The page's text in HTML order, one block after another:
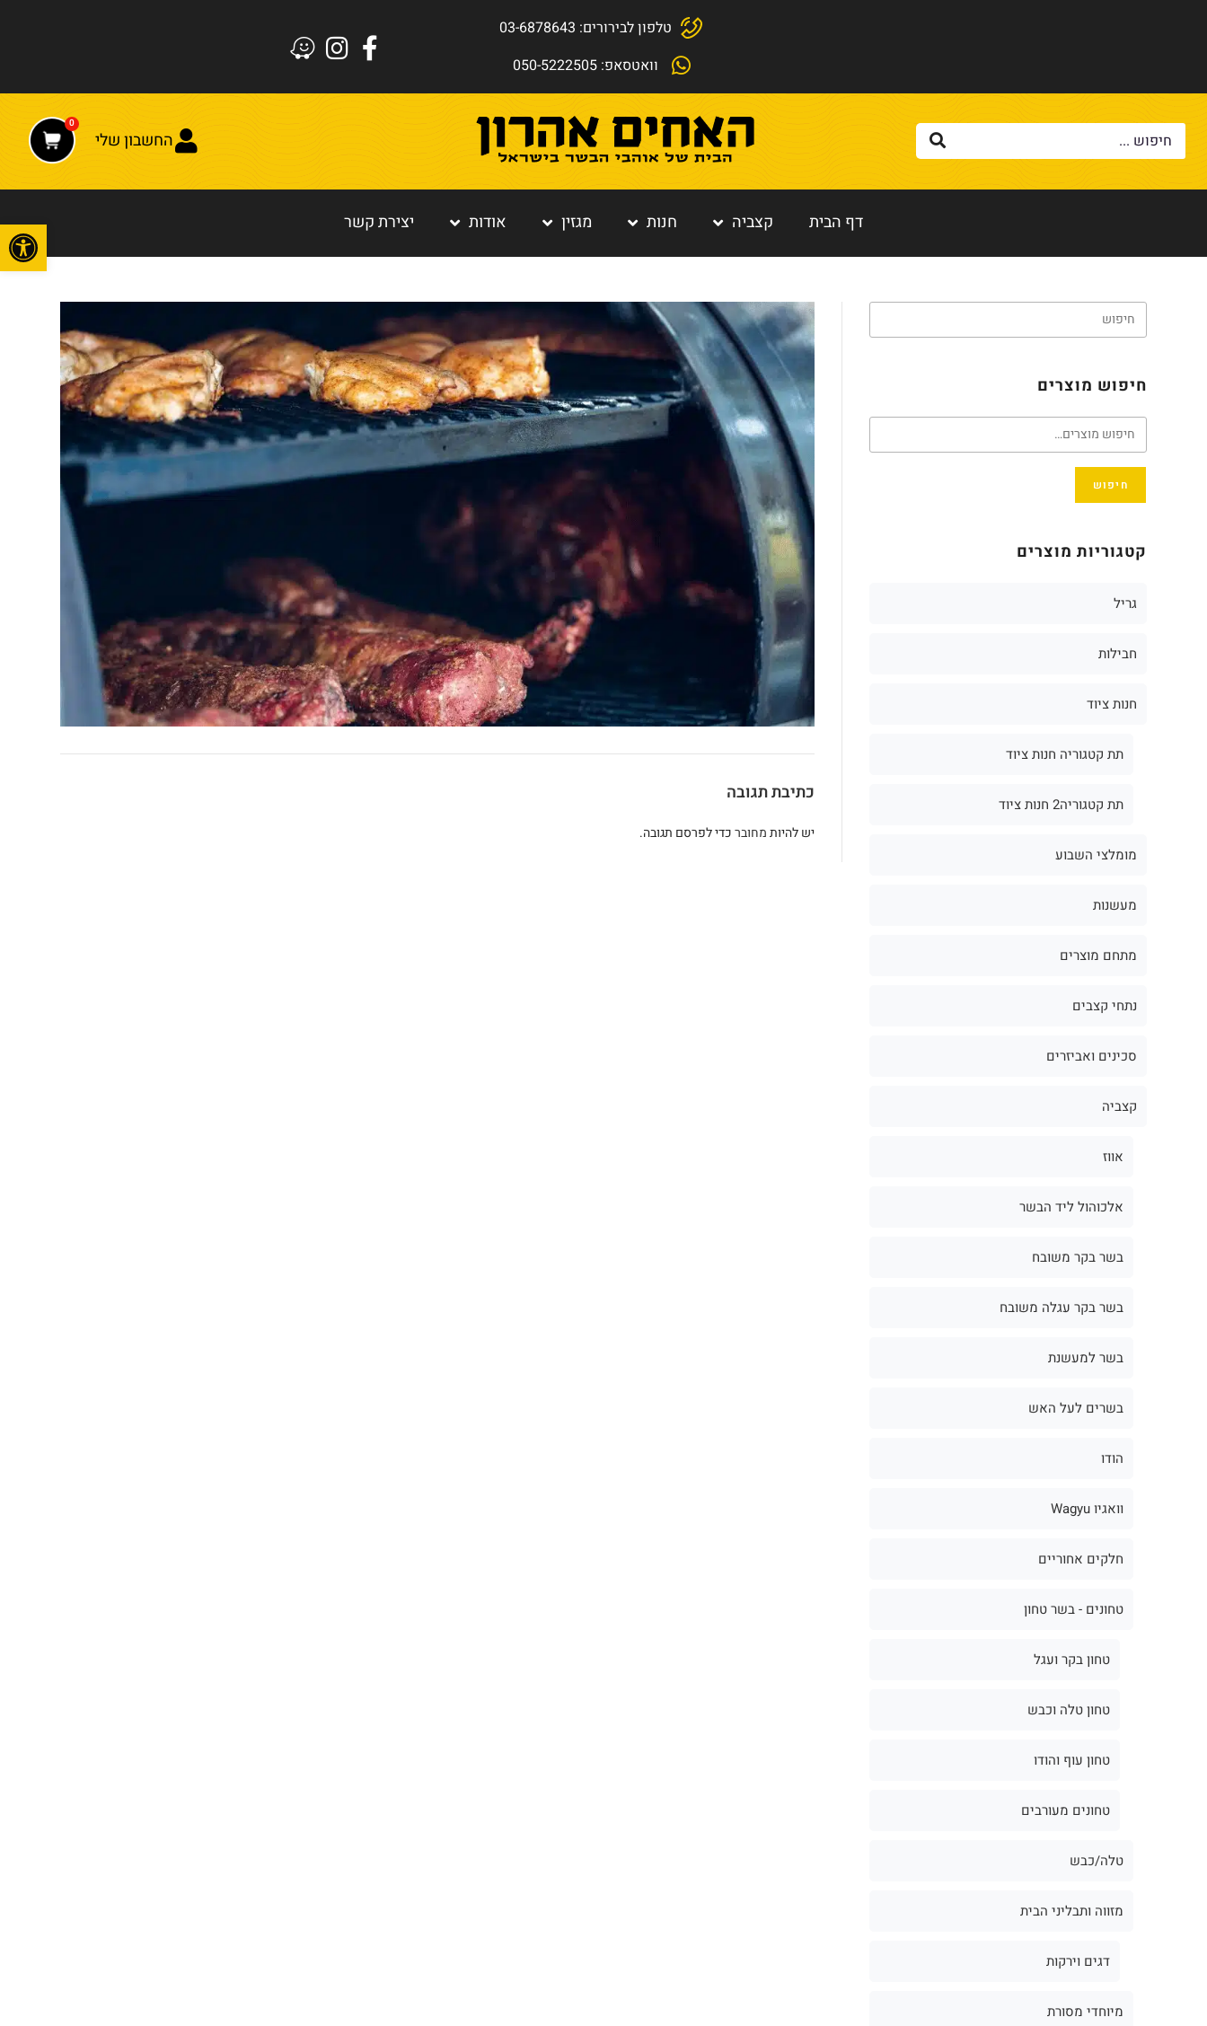
טלפון לבירורים: 03-6878643
וואטסאפ: 050-5222505
החשבון שלי
0
דף הבית קצביה חנות מגזין אודות יצירת קשר
כתיבת תגובה
יש להיותמחוברכדי לפרסם תגובה.
חיפוש מוצרים
חיפוש
קטגוריות מוצרים
גריל
חבילות
חנות ציוד
תת קטגוריה חנות ציוד
תת קטגוריה2 חנות ציוד
מומלצי השבוע
מעשנות
מתחם מוצרים
נתחי קצבים
סכינים ואביזרים
קצביה
אווז
אלכוהול ליד הבשר
בשר בקר משובח
בשר בקר עגלה משובח
בשר למעשנת
בשרים לעל האש
הודו
וואגיו Wagyu
חלקים אחוריים
טחונים - בשר טחון
טחון בקר ועגל
טחון טלה וכבש
טחון עוף והודו
טחונים מעורבים
טלה/כבש
מזווה ותבליני הבית
דגים וירקות
מיוחדי מסורת